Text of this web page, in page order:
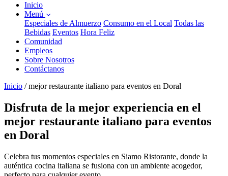
Inicio
Menú
Especiales de Almuerzo Consumo en el Local Todas las
Bebidas Eventos Hora Feliz
Comunidad
Empleos
Sobre Nosotros
Contáctanos
Inicio / mejor restaurante italiano para eventos en Doral
Disfruta de la mejor experiencia en el
mejor restaurante italiano para eventos
en Doral
Celebra tus momentos especiales en Siamo Ristorante, donde la
auténtica cocina italiana se fusiona con un ambiente acogedor,